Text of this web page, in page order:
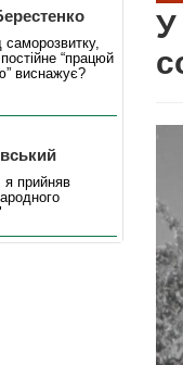
У
саморозвитку,
“працюй
виснажує?
я прийняв